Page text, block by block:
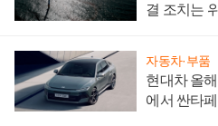
결 조치는
자동차·부품
현대차 올
에서 싼타